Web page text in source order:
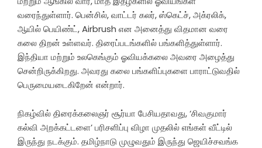
வரைந்துள்ளார். பென்சில், வாட்டர் கலர், ஸ்கெட்ச், அக்ரலிக்,
ஆயில் பெயிண்ட், Airbrush என அனைத்து விதமான வரை
கலை திறன் உள்ளவர். திரைப்படங்களில் பங்களித்துள்ளார்.
இந்தியா மற்றும் உலகெங்கும் ஓவியக்கலை அவரை அழைத்து
சென்றிருக்கிறது. அவரது கலை பங்களிப்புகளை பாராட்டுவதில்
பெருமையடைகிறேன் என்றார்.
நிகழ்வில் திரைக்கலைஞர் சூர்யா பேசியதாவது, ‘சிவகுமார்
கல்வி அறக்கட்டளை’ பரிசளிப்பு விழா முதலில் எங்கள் வீட்டில்
இருந்து நடக்கும். தமிழ்நாடு முழுவதும் இருந்து ஜெயிச்சவங்க